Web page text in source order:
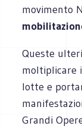
movimento
Queste
moltiplicare
lotte e
Grandi